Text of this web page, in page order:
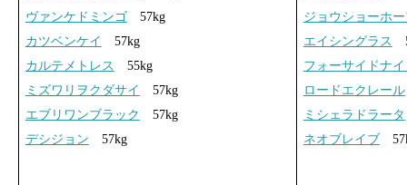
ヴァンケドミンゴ57kg
カツベンケイ
57kg
カルテメトレス
55kg
ミズワリヲクダサイ
57kg
エブリワンブラック
57kg
デシジョン 57kg
ジョウショーホ
エイシングラス
フォーサイドナ
ロードエクレール
ミシェラドラータ
ネオブレイブ